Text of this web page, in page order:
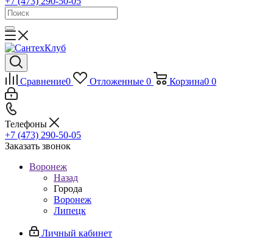
Сравнение0 Отложенные 0 Корзина0 0
Телефоны
+7 (473) 290-50-05
Заказать звонок
Воронеж
Назад
Города
Воронеж
Липецк
Личный кабинет